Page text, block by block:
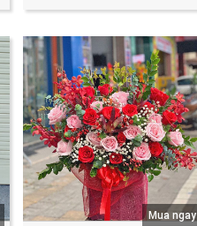
Mua ngay